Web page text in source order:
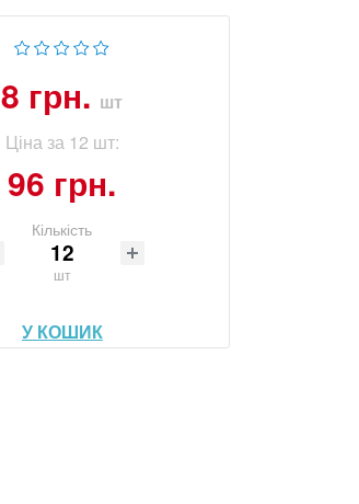
8 грн. шт
Ціна за 12 шт:
96 грн.
Кількість
шт
У КОШИК